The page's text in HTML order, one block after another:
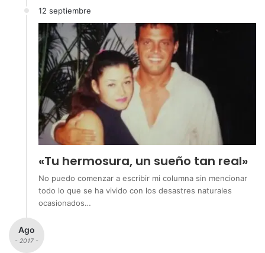
12 septiembre
«Tu hermosura, un sueño tan real»
No puedo comenzar a escribir mi columna sin mencionar
todo lo que se ha vivido con los desastres naturales
ocasionados…
Ago
- 2017 -